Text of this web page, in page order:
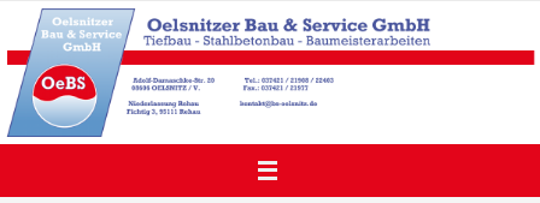
Inhalt
springen